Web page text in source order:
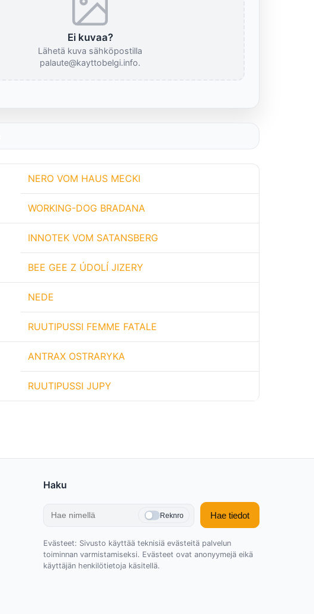
Ei kuvaa?
Lähetä kuva sähköpostilla
palaute@kayttobelgi.info.
NERO VOM HAUS MECKI
WORKING-DOG BRADANA
INNOTEK VOM SATANSBERG
BEE GEE Z ÚDOLÍ JIZERY
NEDE
RUUTIPUSSI FEMME FATALE
ANTRAX OSTRARYKA
RUUTIPUSSI JUPY
Haku
Reknro Hae tiedot
Evästeet: Sivusto käyttää teknisiä evästeitä palvelun
toiminnan varmistamiseksi. Evästeet ovat anonyymejä eikä
käyttäjän henkilötietoja käsitellä.